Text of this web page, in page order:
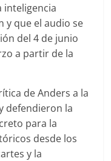
inteligencia
y que el audio se
del 4 de junio
a partir de la
de Anders a la
defendieron la
para la
desde los
y la